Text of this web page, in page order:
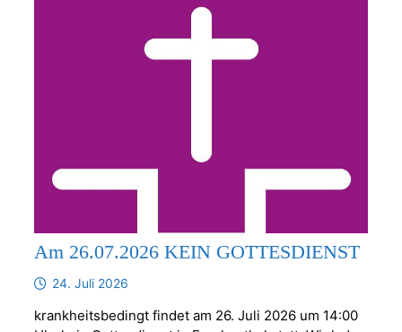
Am 26.07.2026 KEIN GOTTESDIENST
24. Juli 2026
krankheitsbedingt findet am 26. Juli 2026 um 14:00